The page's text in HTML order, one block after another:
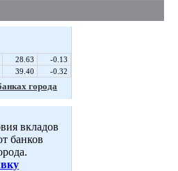
28.63
-0.13
39.40 -0.32
города
вкладов
банков